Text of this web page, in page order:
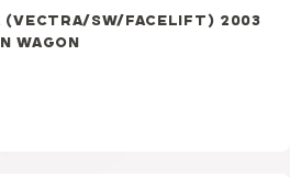
(VECTRA/SW/FACELIFT) 2003
WAGON